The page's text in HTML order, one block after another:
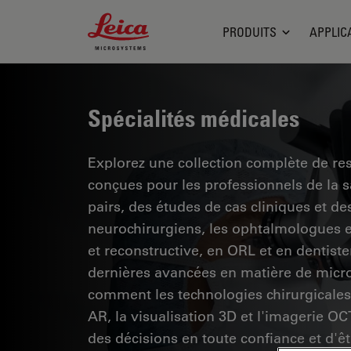
Leica Microsystems Logo
PRODUITS
Spécialités médicales
Explorez une collection complète de
conçues pour les professionnels de la
pairs, des études de cas cliniques et
neurochirurgiens, les ophtalmologues
et reconstructive, en ORL et en
dernières avancées en matière de
comment les technologies
AR, la visualisation 3D et l'imagerie
des décisions en toute confiance et